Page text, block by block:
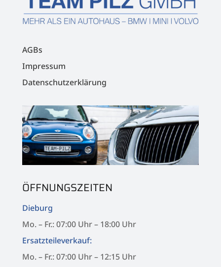
AGBs
Impressum
Datenschutzerklärung
ÖFFNUNGSZEITEN
Dieburg
Mo. – Fr.: 07:00 Uhr – 18:00 Uhr
Ersatzteileverkauf:
Mo. – Fr.: 07:00 Uhr – 12:15 Uhr